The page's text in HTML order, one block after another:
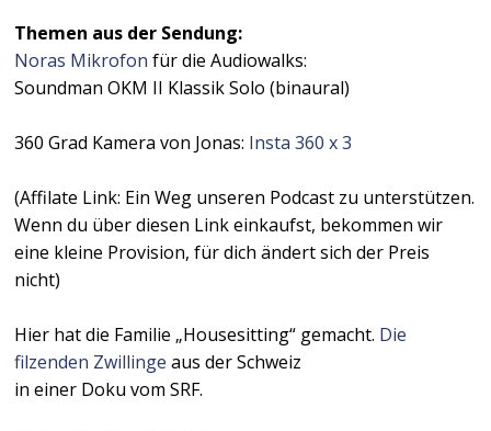
Themen aus der Sendung:
Noras Mikrofon für die Audiowalks:
Soundman OKM II Klassik Solo (binaural)
360 Grad Kamera von Jonas: Insta 360 x 3
(Affilate Link: Ein Weg unseren Podcast zu unterstützen.
Wenn du über diesen Link einkaufst, bekommen wir
eine kleine Provision, für dich ändert sich der Preis
nicht)
Hier hat die Familie „Housesitting“ gemacht. Die
filzenden Zwillinge aus der Schweiz
in einer Doku vom SRF.